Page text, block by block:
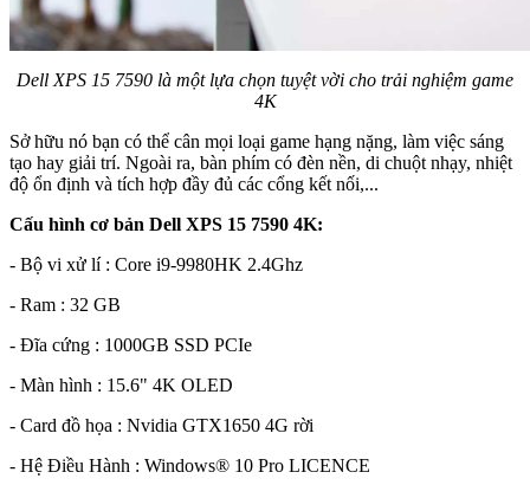
Dell XPS 15 7590 là một lựa chọn tuyệt vời cho trải nghiệm game
4K
Sở hữu nó bạn có thể cân mọi loại game hạng nặng, làm việc sáng
tạo hay giải trí. Ngoài ra, bàn phím có đèn nền, di chuột nhạy, nhiệt
độ ổn định và tích hợp đầy đủ các cổng kết nối,...
Cấu hình cơ bản Dell XPS 15 7590 4K:
- Bộ vi xử lí : Core i9-9980HK 2.4Ghz
- Ram : 32 GB
- Đĩa cứng : 1000GB SSD PCIe
- Màn hình : 15.6" 4K OLED
- Card đồ họa : Nvidia GTX1650 4G rời
- Hệ Điều Hành : Windows® 10 Pro LICENCE